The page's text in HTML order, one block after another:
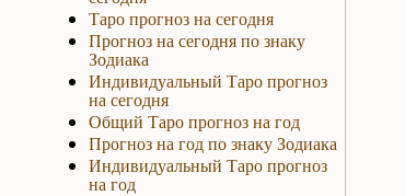
Таро прогноз на сегодня
Прогноз на сегодня по знаку
Зодиака
Индивидуальный Таро прогноз
на сегодня
Общий Таро прогноз на год
Прогноз на год по знаку Зодиака
Индивидуальный Таро прогноз
на год